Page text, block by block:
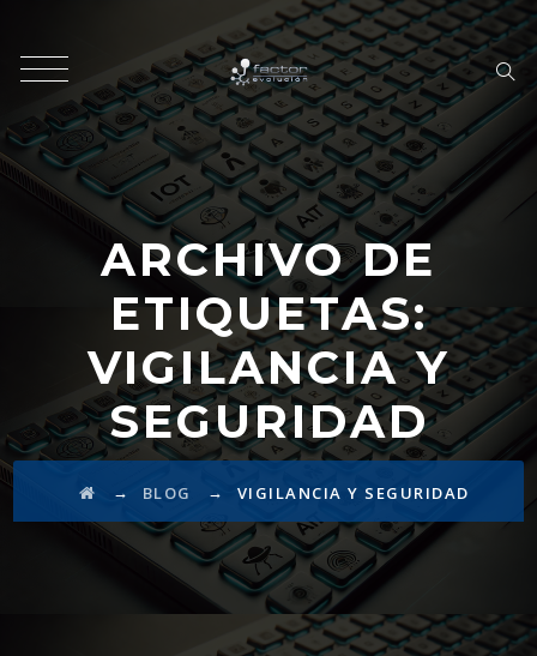
ARCHIVO DE
ETIQUETAS:
VIGILANCIA Y
SEGURIDAD
→ BLOG → VIGILANCIA Y SEGURIDAD